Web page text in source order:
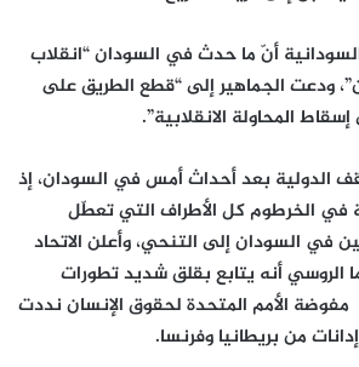
السودانية أنّ ما حدث في السودان “انقلاب
ودعت الجماهير إلى “قطع الطريق على
المحاولة الانقلابية”.
الدولية بعد أحداث أمس في السودان، إذ
في الخرطوم كل الأطراف التي تعطّل
في السودان إلى التنحي، وأعلن الاتحاد
الروسي أنه يتابع بقلق شديد تطورات
الأمم المتحدة لحقوق الإنسان نددت
من بريطانيا وفرنسا.